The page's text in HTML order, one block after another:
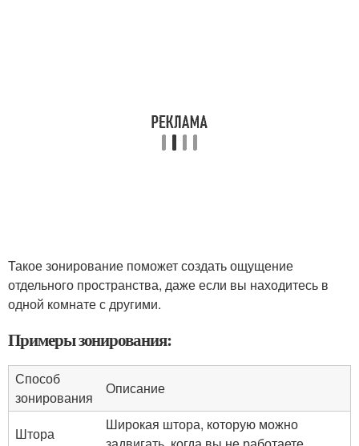
Такое зонирование поможет создать ощущение
отдельного пространства, даже если вы находитесь в
одной комнате с другими.
Примеры зонирования:
Способ
зонирования
Описание
Штора
Широкая штора, которую можно